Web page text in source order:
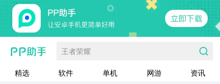
王者荣耀
精选 软件 单机 网游 资讯